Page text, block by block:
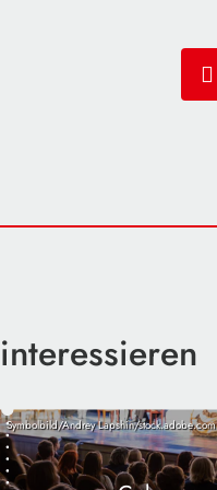
Symbolbild/Andrey Lapshin/stock.adobe.com